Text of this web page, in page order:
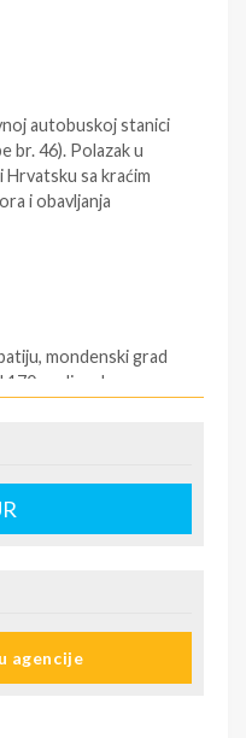
autobuskoj stanici
br. 46). Polazak u
Hrvatsku sa kraćim
i obavljanja
mondenski grad
godina dugu
samo jedno malo
ženi, odnosno
agencije